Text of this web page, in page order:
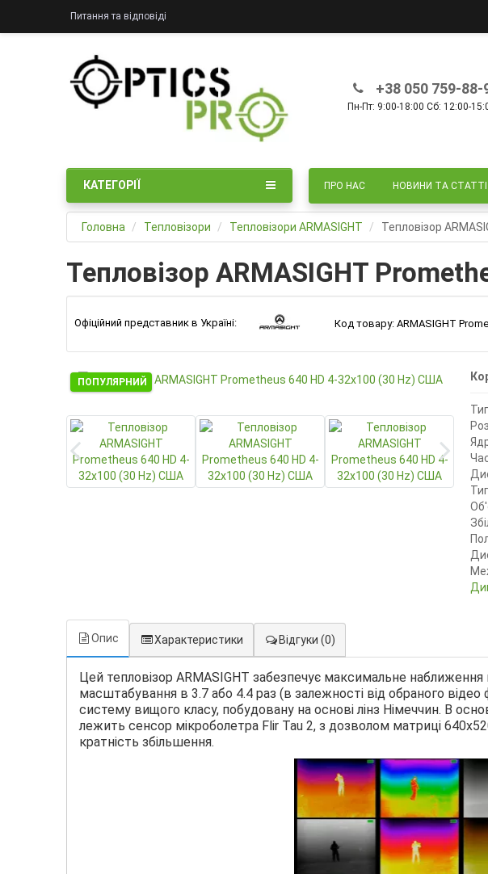
Питання та відповіді
+38 050 759-88-
Пн-Пт: 9:00-18:00 Сб: 12:00-
ПРО НАС НОВИНИ ТА СТАТТІ
КАТЕГОРІЇ
Головна Тепловізори Тепловізори ARMASIGHT Тепловізор
Тепловізор ARMASIGHT
Офіційний представник в Україні: Код товару: ARMASIGHT
ПОПУЛЯРНИЙ
Опис Характеристики Відгуки (0)
Цей тепловізор ARMASIGHT забезпечує максимальне
масштабування в 3.7 або 4.4 раз (в залежності від обраного
систему вищого класу, побудовану на основі лінз Німеччин. В
лежить сенсор мікроболетра Flir Tau 2, з дозволом матриці
кратність збільшення.